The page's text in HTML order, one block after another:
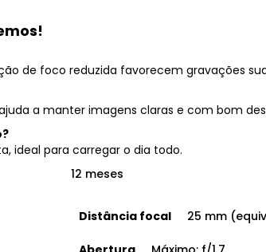
12 meses
Distância focal 25 mm
de foco reduzida favorecem gravações
a manter imagens claras e com bom
ideal para carregar o dia todo.